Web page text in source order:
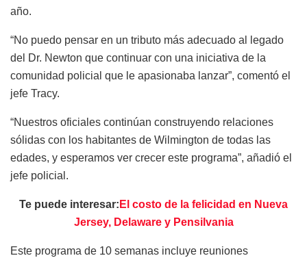
año.
“No puedo pensar en un tributo más adecuado al legado
del Dr. Newton que continuar con una iniciativa de la
comunidad policial que le apasionaba lanzar”, comentó el
jefe Tracy.
“Nuestros oficiales continúan construyendo relaciones
sólidas con los habitantes de Wilmington de todas las
edades, y esperamos ver crecer este programa”, añadió el
jefe policial.
Te puede interesar: El costo de la felicidad en Nueva
Jersey, Delaware y Pensilvania
Este programa de 10 semanas incluye reuniones